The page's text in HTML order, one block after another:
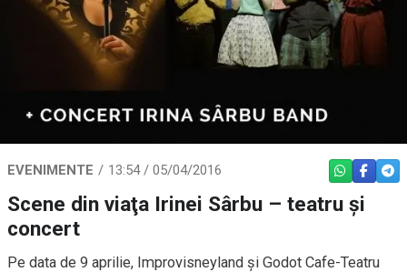
EVENIMENTE 13:54 / 05/04/2016 WHATSAPP
Scene din viaţa Irinei Sârbu – teatru şi
concert
Pe data de 9 aprilie, Improvisneyland și Godot Cafe-Teatru